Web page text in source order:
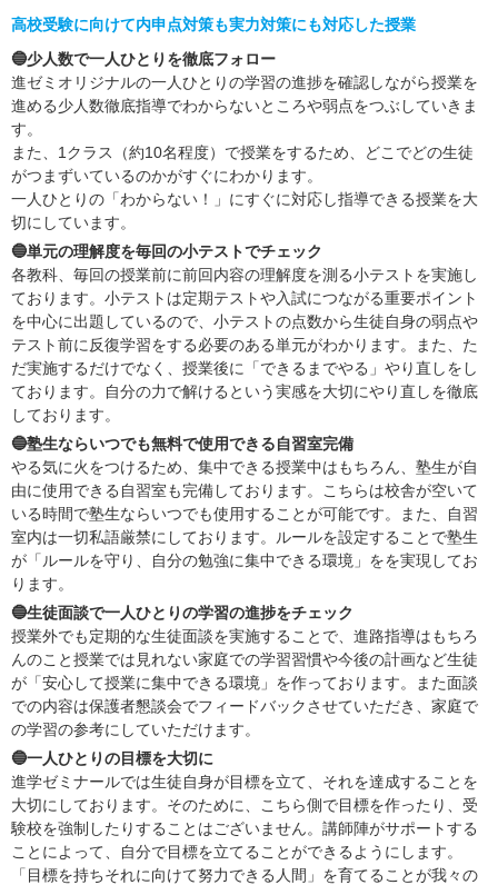
高校受験に向けて内申点対策も実力対策にも対応した授業
🔵少人数で一人ひとりを徹底フォロー
進ゼミオリジナルの一人ひとりの学習の進捗を確認しながら授業を
進める少人数徹底指導でわからないところや弱点をつぶしていきま
す。
また、1クラス（約10名程度）で授業をするため、どこでどの生徒
がつまずいているのかがすぐにわかります。
一人ひとりの「わからない！」にすぐに対応し指導できる授業を大
切にしています。
🔵単元の理解度を毎回の小テストでチェック
各教科、毎回の授業前に前回内容の理解度を測る小テストを実施し
ております。小テストは定期テストや入試につながる重要ポイント
を中心に出題しているので、小テストの点数から生徒自身の弱点や
テスト前に反復学習をする必要のある単元がわかります。また、た
だ実施するだけでなく、授業後に「できるまでやる」やり直しをし
ております。自分の力で解けるという実感を大切にやり直しを徹底
しております。
🔵塾生ならいつでも無料で使用できる自習室完備
やる気に火をつけるため、集中できる授業中はもちろん、塾生が自
由に使用できる自習室も完備しております。こちらは校舎が空いて
いる時間で塾生ならいつでも使用することが可能です。また、自習
室内は一切私語厳禁にしております。ルールを設定することで塾生
が「ルールを守り、自分の勉強に集中できる環境」をを実現してお
ります。
🔵生徒面談で一人ひとりの学習の進捗をチェック
授業外でも定期的な生徒面談を実施することで、進路指導はもちろ
んのこと授業では見れない家庭での学習習慣や今後の計画など生徒
が「安心して授業に集中できる環境」を作っております。また面談
での内容は保護者懇談会でフィードバックさせていただき、家庭で
の学習の参考にしていただけます。
🔵一人ひとりの目標を大切に
進学ゼミナールでは生徒自身が目標を立て、それを達成することを
大切にしております。そのために、こちら側で目標を作ったり、受
験校を強制したりすることはございません。講師陣がサポートする
ことによって、自分で目標を立てることができるようにします。
「目標を持ちそれに向けて努力できる人間」を育てることが我々の